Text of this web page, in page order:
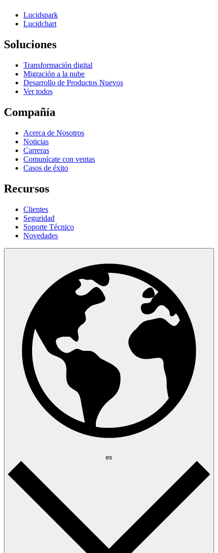
Lucidspark
Lucidchart
Soluciones
Transformación digital
Migración a la nube
Desarrollo de Productos Nuevos
Ver todos
Compañía
Acerca de Nosotros
Noticias
Carreras
Comunícate con ventas
Casos de éxito
Recursos
Clientes
Seguridad
Soporte Técnico
Novedades
es